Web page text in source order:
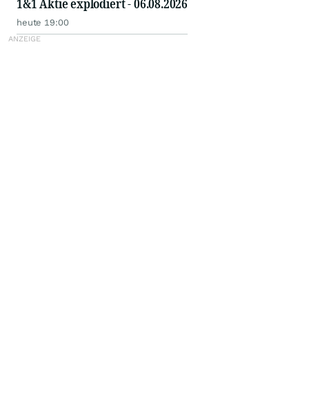
1&1 Aktie explodiert - 06.08.2026
heute 19:00